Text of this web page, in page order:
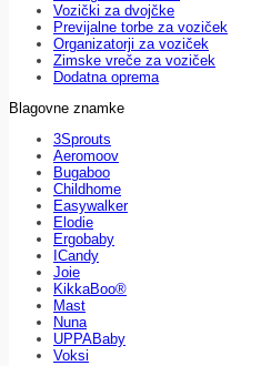
Vozički za dvojčke
Previjalne torbe za voziček
Organizatorji za voziček
Zimske vreče za voziček
Dodatna oprema
Blagovne znamke
3Sprouts
Aeromoov
Bugaboo
Childhome
Easywalker
Elodie
Ergobaby
ICandy
Joie
KikkaBoo®
Mast
Nuna
UPPABaby
Voksi